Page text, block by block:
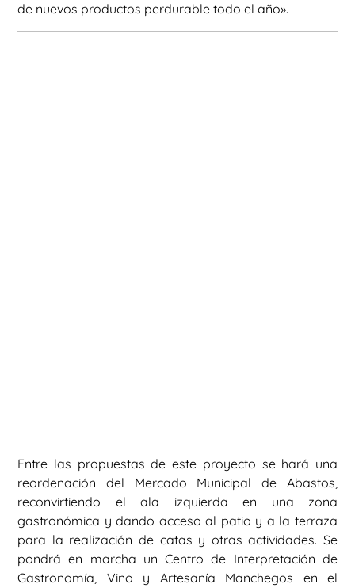
de nuevos productos perdurable todo el año».
Entre las propuestas de este proyecto se hará una
reordenación del Mercado Municipal de Abastos,
reconvirtiendo el ala izquierda en una zona
gastronómica y dando acceso al patio y a la terraza
para la realización de catas y otras actividades. Se
pondrá en marcha un Centro de Interpretación de
Gastronomía, Vino y Artesanía Manchegos en el